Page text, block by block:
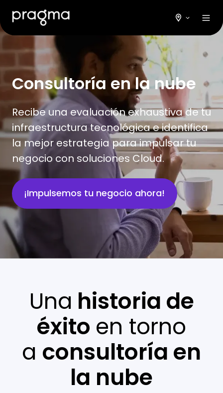
Consultoría en la nube
Recibe una evaluación exhaustiva de tu
infraestructura tecnológica e identifica
la mejor estrategia para impulsar tu
negocio con soluciones Cloud.
¡Impulsemos tu negocio ahora!
Una historia de
éxito en torno
a consultoría en
la nube